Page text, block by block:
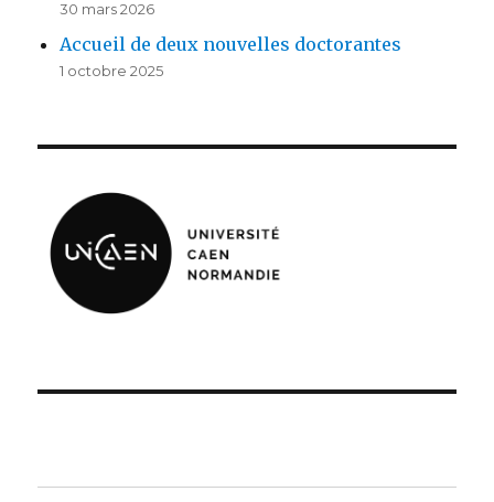
30 mars 2026
Accueil de deux nouvelles doctorantes
1 octobre 2025